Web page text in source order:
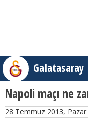
Galatasaray
Napoli maçı ne
28 Temmuz 2013, Pazar